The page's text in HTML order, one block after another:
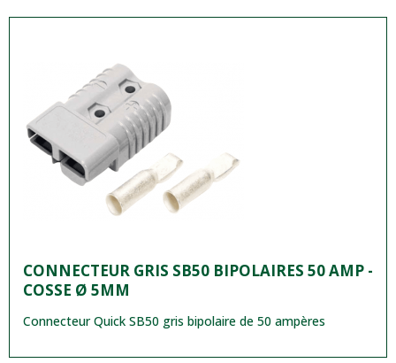
CONNECTEUR GRIS SB50 BIPOLAIRES 50 AMP -
COSSE Ø 5MM
Connecteur Quick SB50 gris bipolaire de 50 ampères